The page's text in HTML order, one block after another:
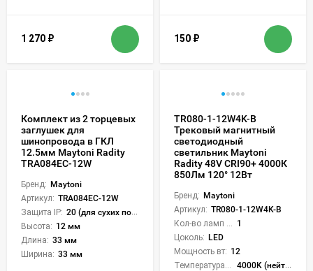
1 270 ₽ 150 ₽
Комплект из 2 торцевых
заглушек для
шинопровода в ГКЛ
12.5мм Maytoni Radity
TRA084EC-12W
Бренд: Maytoni
Артикул: TRA084EC-12W
Защита IP: 20 (для сухих пом.)
Высота: 12 мм
Длина: 33 мм
Ширина: 33 мм
TR080-1-12W4K-B
Трековый магнитный
светодиодный
светильник Maytoni
Radity 48V CRI90+ 4000К
850Лм 120° 12Вт
Бренд: Maytoni
Артикул: TR080-1-12W4K-B
1
Цоколь: LED
Мощность вт: 12
4000K (нейтральный)